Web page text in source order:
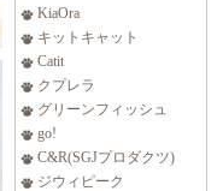
KiaOra
キットキャット
Catit
クプレラ
グリーンフィッシュ
go!
C&R(SGJプロダクツ)
ジウィピーク